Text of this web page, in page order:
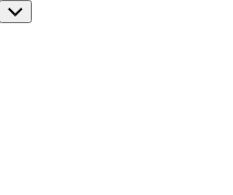
Toggle
Child